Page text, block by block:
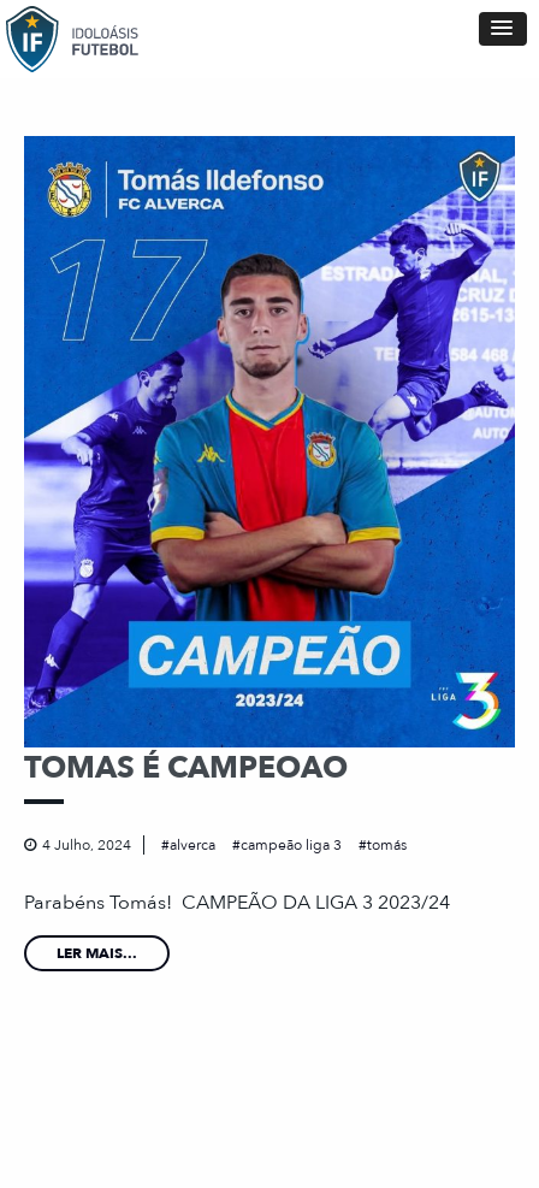
TOMAS É CAMPEOAO
4 Julho, 2024 alverca campeão liga 3 tomás
Parabéns Tomás! CAMPEÃO DA LIGA 3 2023/24
LER MAIS...